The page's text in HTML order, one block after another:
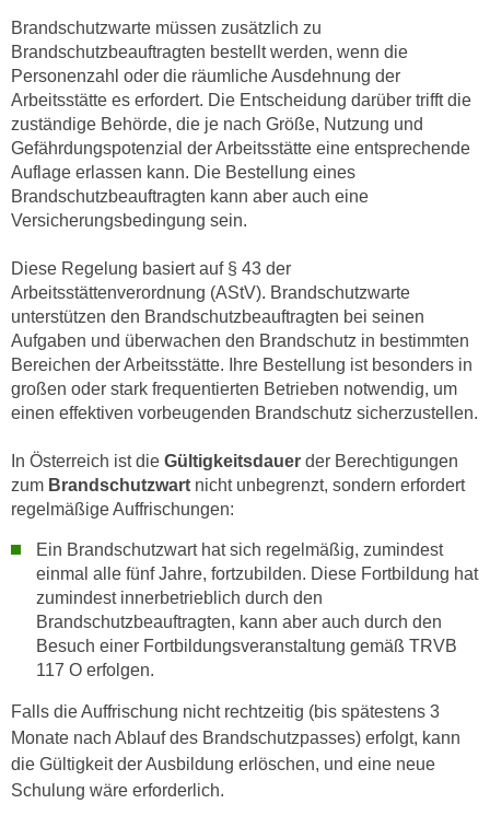
Brandschutzwarte müssen zusätzlich zu
Brandschutzbeauftragten bestellt werden, wenn die
Personenzahl oder die räumliche Ausdehnung der
Arbeitsstätte es erfordert. Die Entscheidung darüber trifft die
zuständige Behörde, die je nach Größe, Nutzung und
Gefährdungspotenzial der Arbeitsstätte eine entsprechende
Auflage erlassen kann. Die Bestellung eines
Brandschutzbeauftragten kann aber auch eine
Versicherungsbedingung sein.
Diese Regelung basiert auf § 43 der
Arbeitsstättenverordnung (AStV). Brandschutzwarte
unterstützen den Brandschutzbeauftragten bei seinen
Aufgaben und überwachen den Brandschutz in bestimmten
Bereichen der Arbeitsstätte. Ihre Bestellung ist besonders in
großen oder stark frequentierten Betrieben notwendig, um
einen effektiven vorbeugenden Brandschutz sicherzustellen.
In Österreich ist die Gültigkeitsdauer der Berechtigungen
zum Brandschutzwart nicht unbegrenzt, sondern erfordert
regelmäßige Auffrischungen:
Ein Brandschutzwart hat sich regelmäßig, zumindest
einmal alle fünf Jahre, fortzubilden. Diese Fortbildung hat
zumindest innerbetrieblich durch den
Brandschutzbeauftragten, kann aber auch durch den
Besuch einer Fortbildungsveranstaltung gemäß TRVB
117 O erfolgen.
Falls die Auffrischung nicht rechtzeitig (bis spätestens 3
Monate nach Ablauf des Brandschutzpasses) erfolgt, kann
die Gültigkeit der Ausbildung erlöschen, und eine neue
Schulung wäre erforderlich.
e
C
o
o
k
i
e
s
u
A
n
a
y
s
z
w
c
d
u
m
f
e
n
W
e
n
n
S
e
d
e
r
C
o
k
i
e
g
z
u
s